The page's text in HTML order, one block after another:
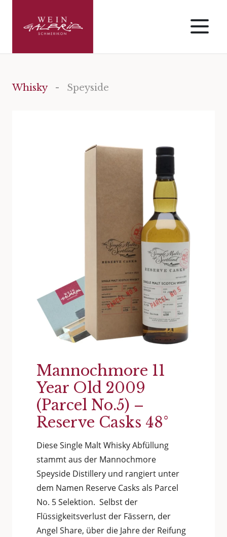
Whisky- Speyside
Mannochmore 11
Year Old 2009
(Parcel No.5) –
Reserve Casks 48°
Diese Single Malt Whisky Abfüllung
stammt aus der Mannochmore
Speyside Distillery und rangiert unter
dem Namen Reserve Casks als Parcel
No. 5 Selektion. Selbst der
Flüssigkeitsverlust der Fässern, der
Angel Share, über die Jahre der Reifung